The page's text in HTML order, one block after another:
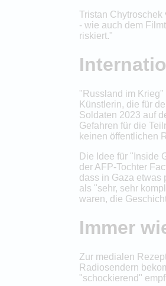
Tristan
- wie auch dem
riskiert."
"Russland im
Künstlerin, die für
Soldaten 2023 auf
Gefahren für die
keinen öffentlichen
Die Idee für "Inside
der AFP-Tochter
dass in Gaza etwas
als "sehr, sehr
waren, die
Immer
Zur medialen
Radiosendern
"schockierend"